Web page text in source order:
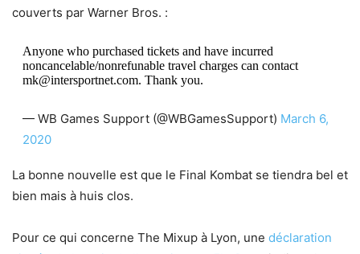
couverts par Warner Bros. :
Anyone who purchased tickets and have incurred
noncancelable/nonrefunable travel charges can contact
mk@intersportnet.com. Thank you.
— WB Games Support (@WBGamesSupport) March 6,
2020
La bonne nouvelle est que le Final Kombat se tiendra bel et
bien mais à huis clos.
Pour ce qui concerne The Mixup à Lyon, une déclaration